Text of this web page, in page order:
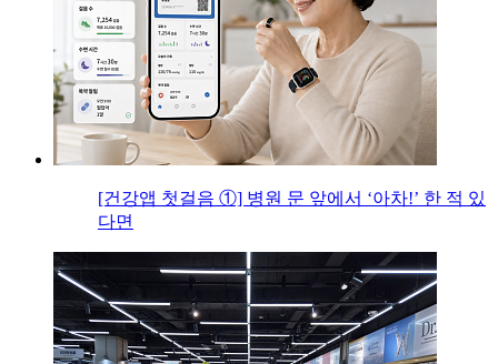
[건강앱 첫걸음 ①] 병원 문 앞에서 ‘아차!’ 한 적 있
다면